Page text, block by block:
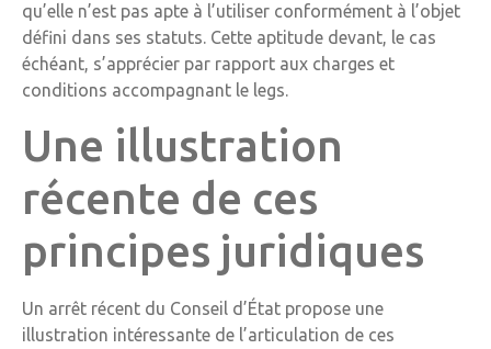
qu’elle n’est pas apte à l’utiliser conformément à l’objet
défini dans ses statuts. Cette aptitude devant, le cas
échéant, s’apprécier par rapport aux charges et
conditions accompagnant le legs.
Une illustration
récente de ces
principes juridiques
Un arrêt récent du Conseil d’État propose une
illustration intéressante de l’articulation de ces